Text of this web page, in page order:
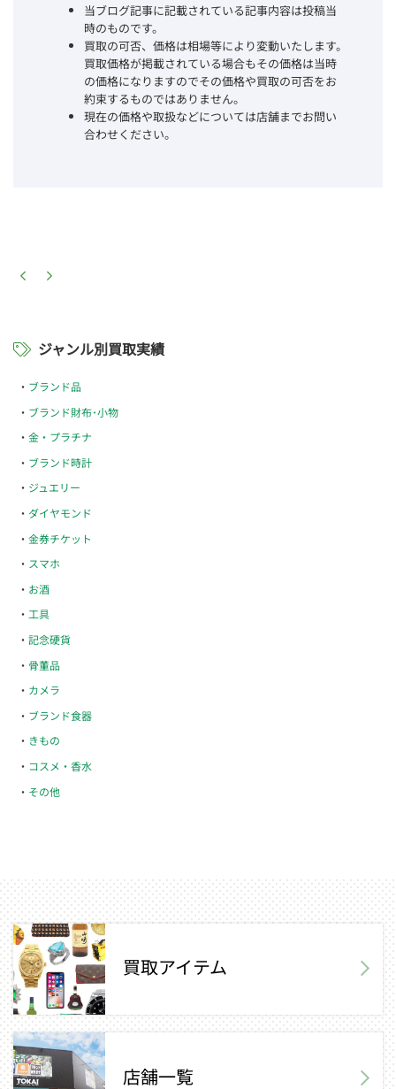
当ブログ記事に記載されている記事内容は投稿当
時のものです。
買取の可否、価格は相場等により変動いたします。
買取価格が掲載されている場合もその価格は当時
の価格になりますのでその価格や買取の可否をお
約束するものではありません。
現在の価格や取扱などについては店舗までお問い
合わせください。
ジャンル別買取実績
ブランド品
ブランド財布･小物
金・プラチナ
ブランド時計
ジュエリー
ダイヤモンド
金券チケット
スマホ
お酒
工具
記念硬貨
骨董品
カメラ
ブランド食器
きもの
コスメ・香水
その他
買取アイテム
店舗一覧